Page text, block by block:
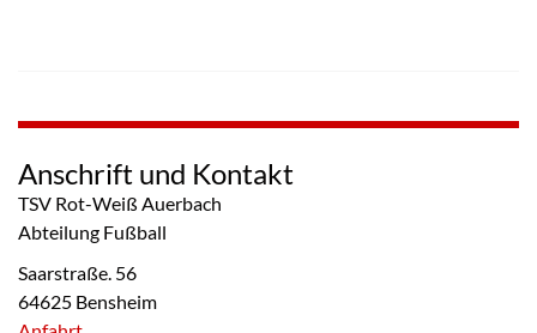
Anschrift und Kontakt
TSV Rot-Weiß Auerbach
Abteilung Fußball
Saarstraße. 56
64625 Bensheim